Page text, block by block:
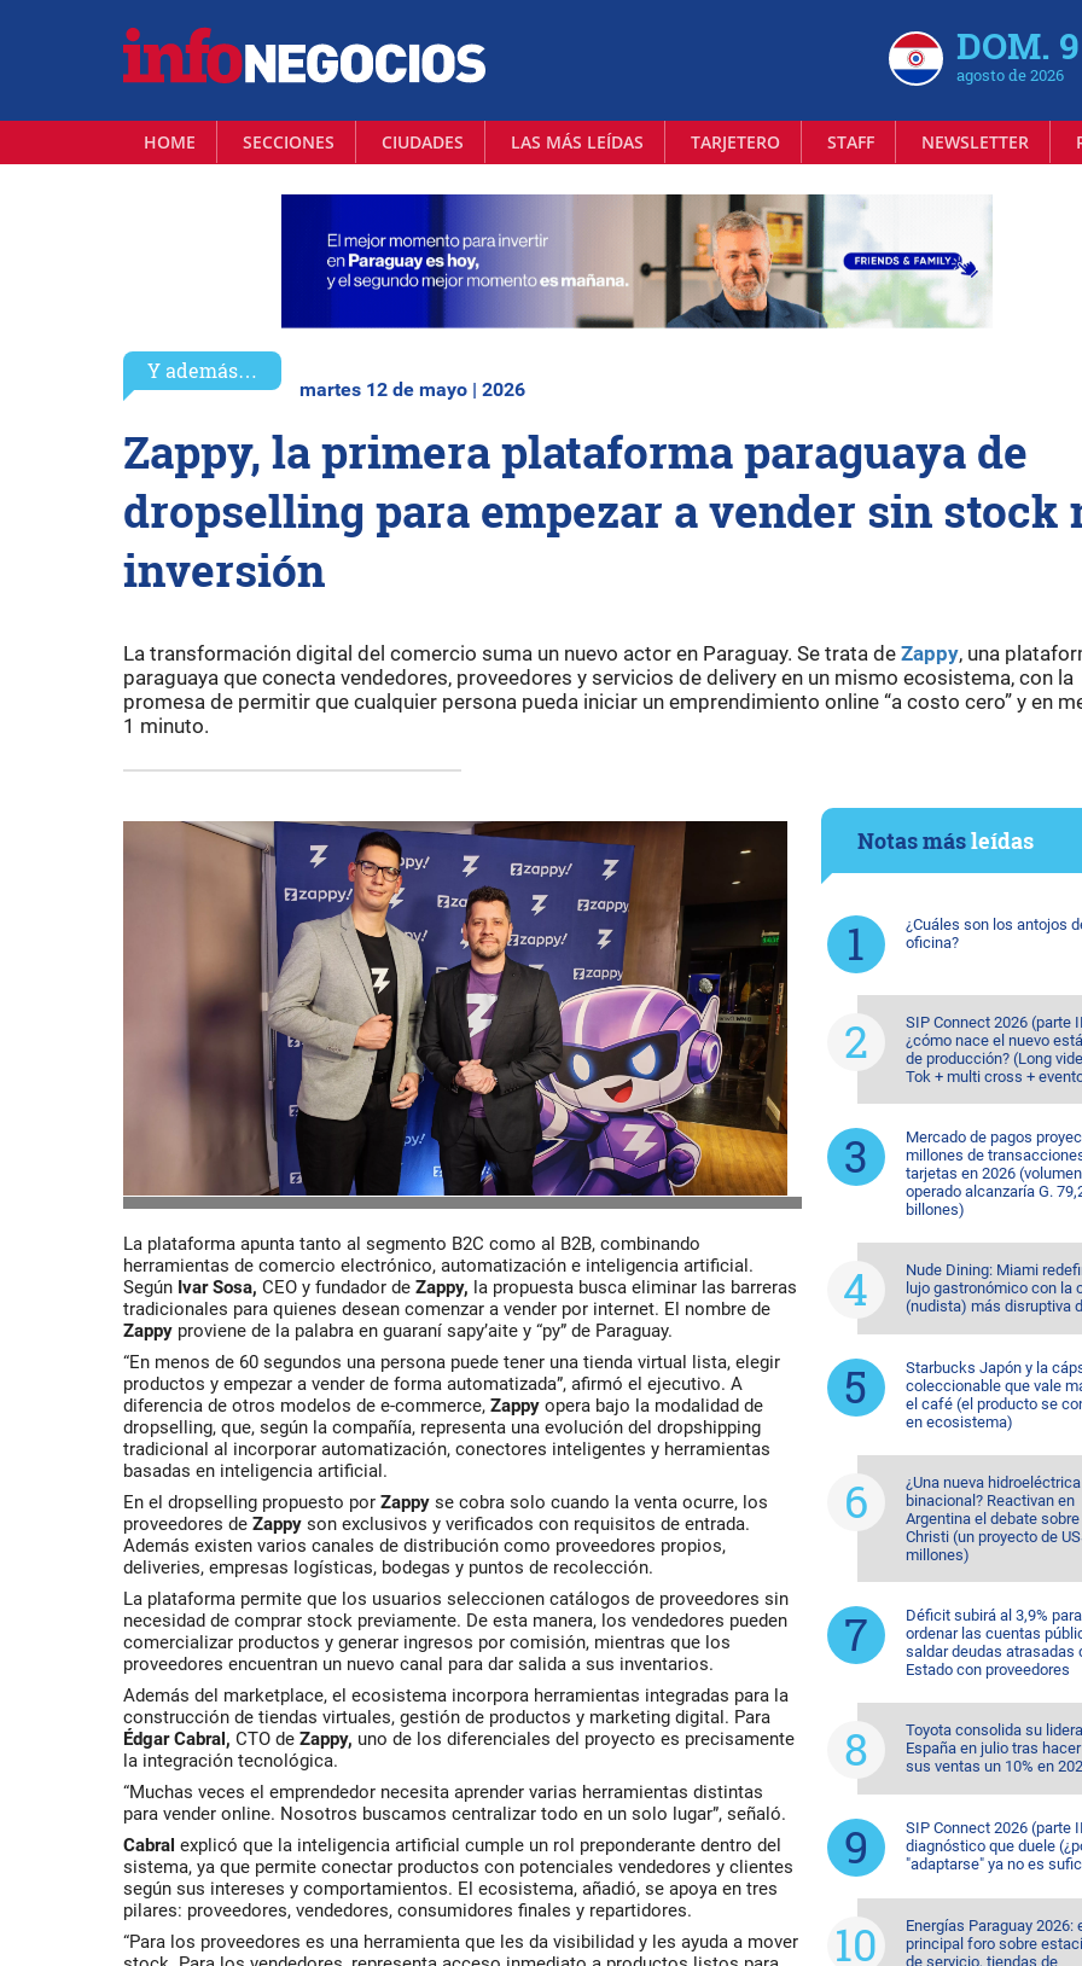
DOM. 9
agosto de 2026
HOME SECCIONES CIUDADES LAS MÁS LEÍDAS TARJETERO STAFF NEWSLETTER
Y además…
martes 12 de mayo | 2026
Zappy, la primera plataforma paraguaya de
dropselling para empezar a vender sin stock
inversión
La transformación digital del comercio suma un nuevo actor en Paraguay. Se trata de Zappy, una
paraguaya que conecta vendedores, proveedores y servicios de delivery en un mismo ecosistema, con la
promesa de permitir que cualquier persona pueda iniciar un emprendimiento online “a costo cero” y en
1 minuto.
La plataforma apunta tanto al segmento B2C como al B2B, combinando
herramientas de comercio electrónico, automatización e inteligencia artificial.
Según Ivar Sosa, CEO y fundador de Zappy, la propuesta busca eliminar las barreras
tradicionales para quienes desean comenzar a vender por internet. El nombre de
Zappy proviene de la palabra en guaraní sapy’aite y “py” de Paraguay.
“En menos de 60 segundos una persona puede tener una tienda virtual lista, elegir
productos y empezar a vender de forma automatizada”, afirmó el ejecutivo. A
diferencia de otros modelos de e-commerce, Zappy opera bajo la modalidad de
dropselling, que, según la compañía, representa una evolución del dropshipping
tradicional al incorporar automatización, conectores inteligentes y herramientas
basadas en inteligencia artificial.
En el dropselling propuesto por Zappy se cobra solo cuando la venta ocurre, los
proveedores de Zappy son exclusivos y verificados con requisitos de entrada.
Además existen varios canales de distribución como proveedores propios,
deliveries, empresas logísticas, bodegas y puntos de recolección.
La plataforma permite que los usuarios seleccionen catálogos de proveedores sin
necesidad de comprar stock previamente. De esta manera, los vendedores pueden
comercializar productos y generar ingresos por comisión, mientras que los
proveedores encuentran un nuevo canal para dar salida a sus inventarios.
Además del marketplace, el ecosistema incorpora herramientas integradas para la
construcción de tiendas virtuales, gestión de productos y marketing digital. Para
Édgar Cabral, CTO de Zappy, uno de los diferenciales del proyecto es precisamente
la integración tecnológica.
“Muchas veces el emprendedor necesita aprender varias herramientas distintas
para vender online. Nosotros buscamos centralizar todo en un solo lugar”, señaló.
Cabral explicó que la inteligencia artificial cumple un rol preponderante dentro del
sistema, ya que permite conectar productos con potenciales vendedores y clientes
según sus intereses y comportamientos. El ecosistema, añadió, se apoya en tres
pilares: proveedores, vendedores, consumidores finales y repartidores.
“Para los proveedores es una herramienta que les da visibilidad y les ayuda a mover
Notas másleídas
¿Cuáles son los antojos
oficina?
SIP Connect 2026 (parte
¿cómo nace el nuevo
de producción? (Long
Tok + multi cross +
Mercado de pagos
millones de
tarjetas en 2026 (volumen
operado alcanzaría G.
billones)
Nude Dining: Miami
lujo gastronómico con la
(nudista) más disruptiva
Starbucks Japón y la
coleccionable que vale
el café (el producto se
en ecosistema)
¿Una nueva hidroeléctrica
binacional? Reactivan en
Argentina el debate
Christi (un proyecto de
millones)
Déficit subirá al 3,9% para
ordenar las cuentas
saldar deudas atrasadas
Estado con proveedores
Toyota consolida su
España en julio tras
sus ventas un 10% en
SIP Connect 2026 (parte
diagnóstico que duele
"adaptarse" ya no es
Energías Paraguay 2026:
principal foro sobre
de servicio, tiendas de